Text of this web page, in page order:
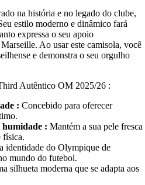
na história e no legado do clube,
estilo moderno e dinâmico fará
expressa o seu apoio
Ao usar este camisola, você
e demonstra o seu orgulho
Autêntico OM 2025/26 :
: Concebido para oferecer
humidade : Mantém a sua pele fresca
física.
identidade do Olympique de
mundo do futebol.
silhueta moderna que se adapta aos